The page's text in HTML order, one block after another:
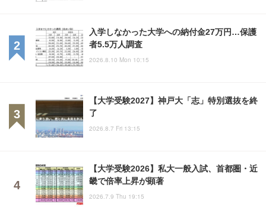
入学しなかった大学への納付金27万円…保護
者5.5万人調査
2026.8.10 Mon 10:15
【大学受験2027】神戸大「志」特別選抜を終
了
2026.8.7 Fri 13:15
【大学受験2026】私大一般入試、首都圏・近
畿で倍率上昇が顕著
2026.7.9 Thu 19:15